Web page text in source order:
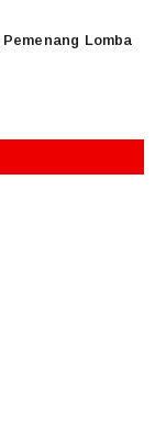
Lomba